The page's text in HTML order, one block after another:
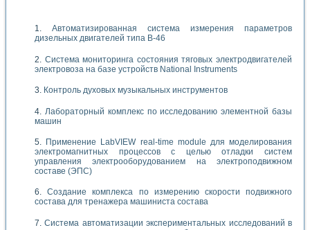
Автоматизированная система измерения параметров
дизельных двигателей типа В-46
Система мониторинга состояния тяговых электродвигателей
электровоза на базе устройств National Instruments
Контроль духовых музыкальных инструментов
Лабораторный комплекс по исследованию элементной базы
машин
Применение LabVIEW real-time module для моделирования
электромагнитных процессов с целью отладки систем
управления электрооборудованием на электроподвижном
составе (ЭПС)
Создание комплекса по измерению скорости подвижного
состава для тренажера машиниста состава
Система автоматизации экспериментальных исследований в